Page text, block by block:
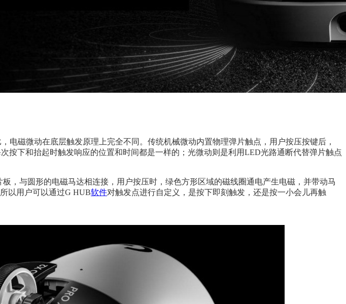
电磁微动在底层触发原理上完全不同。传统机械微动内置物理弹片触点，用户按压按键后，
下和抬起时触发响应的位置和时间都是一样的；光微动则是利用LED光路通断代替弹片触点
，与圆形的电磁马达相连接，用户按压时，绿色方形区域的磁线圈通电产生电磁，并带动马
以用户可以通过G HUB软件对触发点进行自定义，是按下即刻触发，还是按一小会儿再触